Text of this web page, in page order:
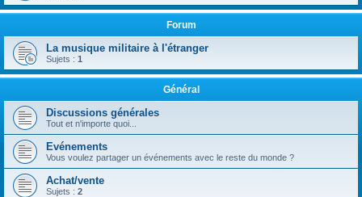
Forum
La musique militaire à l'étranger
Sujets : 1
Général
Discussions générales
Tout et n'importe quoi...
Evénements
Vous voulez partager un événements avec le reste du monde ?
Achat/vente
Sujets : 2